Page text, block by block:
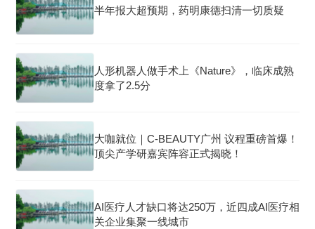
半年报大超预期，药明康德扫清一切质疑
人形机器人做手术上《Nature》，临床成熟
度拿了2.5分
大咖就位｜C-BEAUTY广州 议程重磅首爆！
顶尖产学研嘉宾阵容正式揭晓！
AI医疗人才缺口将达250万，近四成AI医疗相
关企业集聚一线城市